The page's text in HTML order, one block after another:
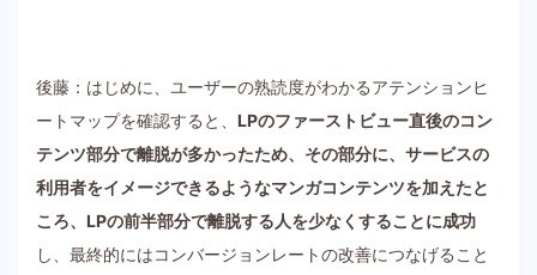
後藤：はじめに、ユーザーの熟読度がわかるアテンションヒ
ートマップを確認すると、 LPのファーストビュー直後のコン
テンツ部分で離脱が多かったため、その部分に、サービスの
利用者をイメージできるようなマンガコンテンツを加えたと
ころ、LPの前半部分で離脱する人を少なくすることに成功
し、最終的にはコンバージョンレートの改善につなげること